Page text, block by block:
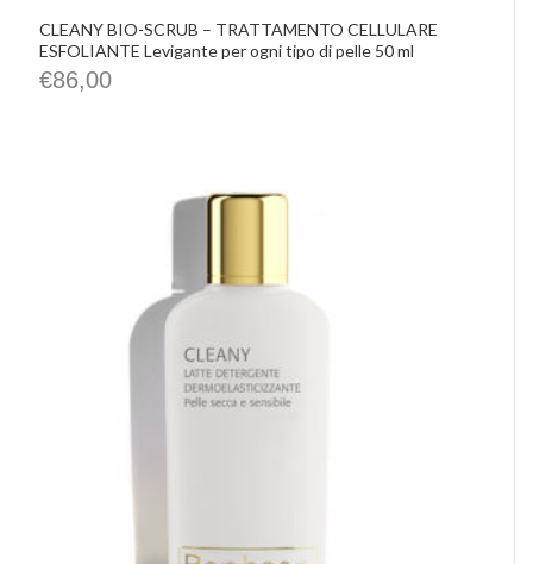
CLEANY BIO-SCRUB – TRATTAMENTO CELLULARE
ESFOLIANTE Levigante per ogni tipo di pelle 50 ml
€86,00